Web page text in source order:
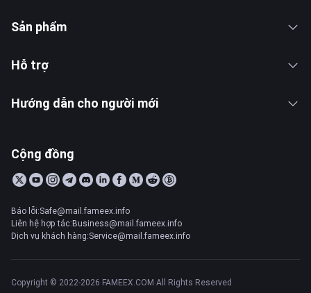
Sản phẩm
Hỗ trợ
Hướng dẫn cho người mới
Cộng đồng
Báo lỗi:Safe@mail.fameex.info
Liên hệ hợp tác:Business@mail.fameex.info
Dịch vụ khách hàng:Service@mail.fameex.info
Copyright © 2022-2026 FAMEEX.COM All Rights Reserved